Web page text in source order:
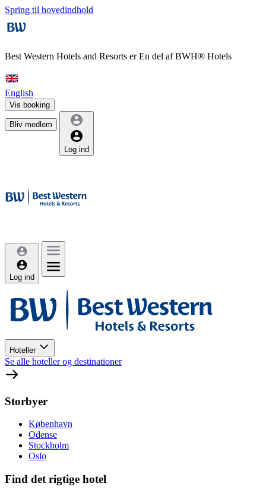
Spring til hovedindhold
Best Western Hotels and Resorts erEn del af BWH® Hotels
English
Vis booking
Bliv medlem
Log ind
Log ind
Hoteller
Se alle hoteller og destinationer
Storbyer
København
Odense
Stockholm
Oslo
Find det rigtige hotel